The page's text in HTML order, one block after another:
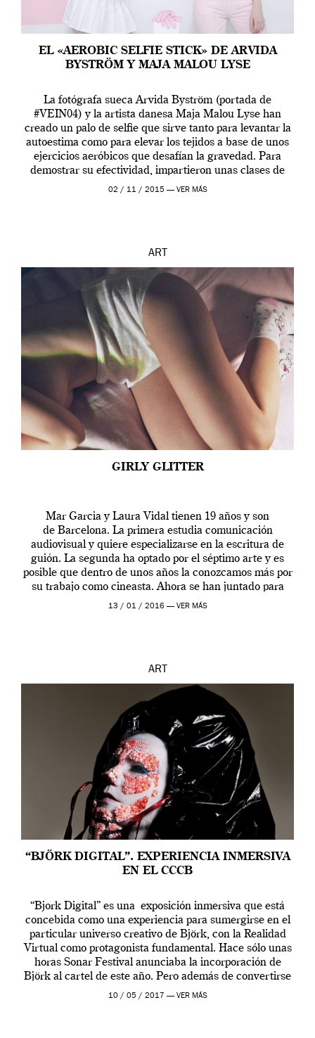
EL «AEROBIC SELFIE STICK» DE ARVIDA
BYSTRÖM Y MAJA MALOU LYSE
La fotógrafa sueca Arvida Byström (portada de
#VEIN04) y la artista danesa Maja Malou Lyse han
creado un palo de selfie que sirve tanto para levantar la
autoestima como para elevar los tejidos a base de unos
ejercicios aeróbicos que desafían la gravedad. Para
demostrar su efectividad, impartieron unas clases de
prueba en el Tate […]
02 / 11 / 2015 — VER MÁS
ART
GIRLY GLITTER
Mar Garcia y Laura Vidal tienen 19 años y son
de Barcelona. La primera estudia comunicación
audiovisual y quiere especializarse en la escritura de
guión. La segunda ha optado por el séptimo arte y es
posible que dentro de unos años la conozcamos más por
su trabajo como cineasta. Ahora se han juntado para
contarnos una […]
13 / 01 / 2016 — VER MÁS
ART
“BJÖRK DIGITAL”. EXPERIENCIA INMERSIVA
EN EL CCCB
“Bjork Digital” es una exposición inmersiva que está
concebida como una experiencia para sumergirse en el
particular universo creativo de Björk, con la Realidad
Virtual como protagonista fundamental. Hace sólo unas
horas Sonar Festival anunciaba la incorporación de
Björk al cartel de este año. Pero además de convertirse
en una de las actuaciones más relevantes […]
10 / 05 / 2017 — VER MÁS